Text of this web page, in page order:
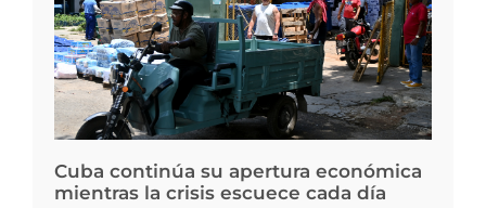
Cuba continúa su apertura económica
mientras la crisis escuece cada día